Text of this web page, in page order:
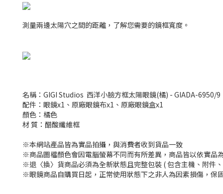
測量兩邊太陽穴之間的距離，了解您需要的鏡框寬度。
名稱：GIGI Studios 西洋小臉方框太陽眼鏡(橘) - GIADA-6950/9
配件：眼鏡x1、原廠眼鏡布x1、原廠眼鏡盒x1
顏色：橘色
材 質：醋酸纖維框
※本網站產品皆為實品拍攝，與消費者收到貨品一致
※商品圖檔顏色會因電腦螢幕不同而有所差異，商品皆以依實品
※退〈換〉貨商品必須為全新狀態且完整包裝 ( 包含主機、附件
※眼鏡商品自購買日起，正常使用狀態下之非人為因素損傷，保